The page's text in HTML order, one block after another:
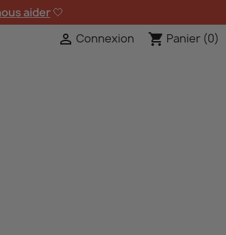
aider🤍
 Connexion shopping_cart Panier (0)